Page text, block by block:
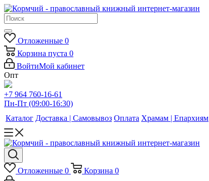
Отложенные 0
Корзина пуста 0
ВойтиМой кабинет
Опт
+7 964 760-16-61
Пн-Пт (09:00-16:30)
Каталог Доставка | Самовывоз Оплата Храмам | Епархиям
Отложенные 0 Корзина 0